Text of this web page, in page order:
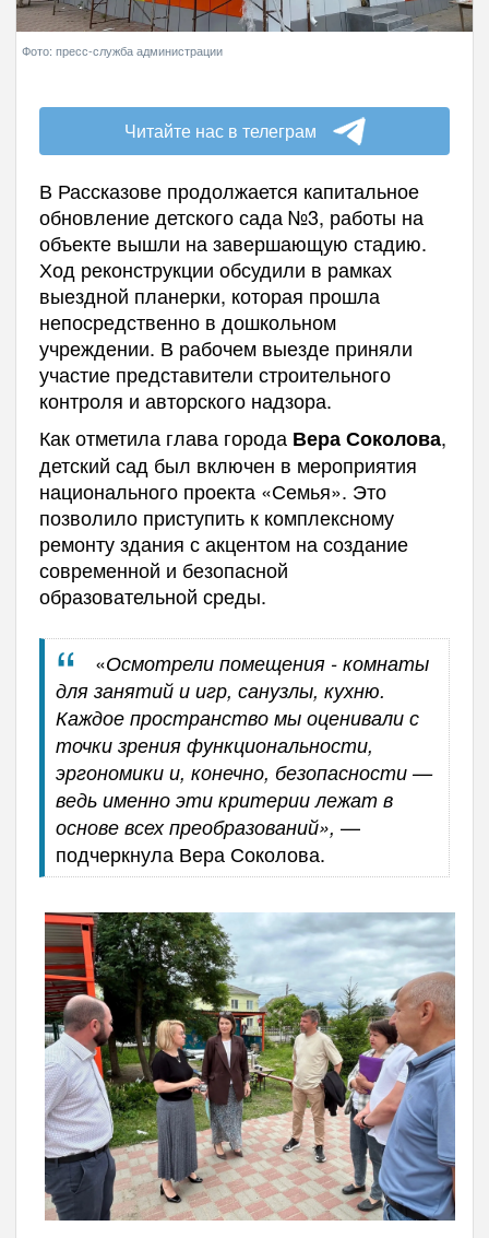
Фото: пресс-служба администрации
Читайте нас в телеграм
В Рассказове продолжается капитальное
обновление детского сада №3, работы на
объекте вышли на завершающую стадию.
Ход реконструкции обсудили в рамках
выездной планерки, которая прошла
непосредственно в дошкольном
учреждении. В рабочем выезде приняли
участие представители строительного
контроля и авторского надзора.
Как отметила глава города Вера Соколова,
детский сад был включен в мероприятия
национального проекта «Семья». Это
позволило приступить к комплексному
ремонту здания с акцентом на создание
современной и безопасной
образовательной среды.
«Осмотрели помещения - комнаты
для занятий и игр, санузлы, кухню.
Каждое пространство мы оценивали с
точки зрения функциональности,
эргономики и, конечно, безопасности —
ведь именно эти критерии лежат в
основе всех преобразований», —
подчеркнула Вера Соколова.